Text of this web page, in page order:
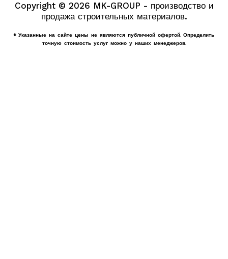
Copyright © 2026 MK-GROUP - производство и
продажа строительных материалов.
* Указанные на сайте цены не являются публичной офертой. Определить
точную стоимость услуг можно у наших менеджеров.